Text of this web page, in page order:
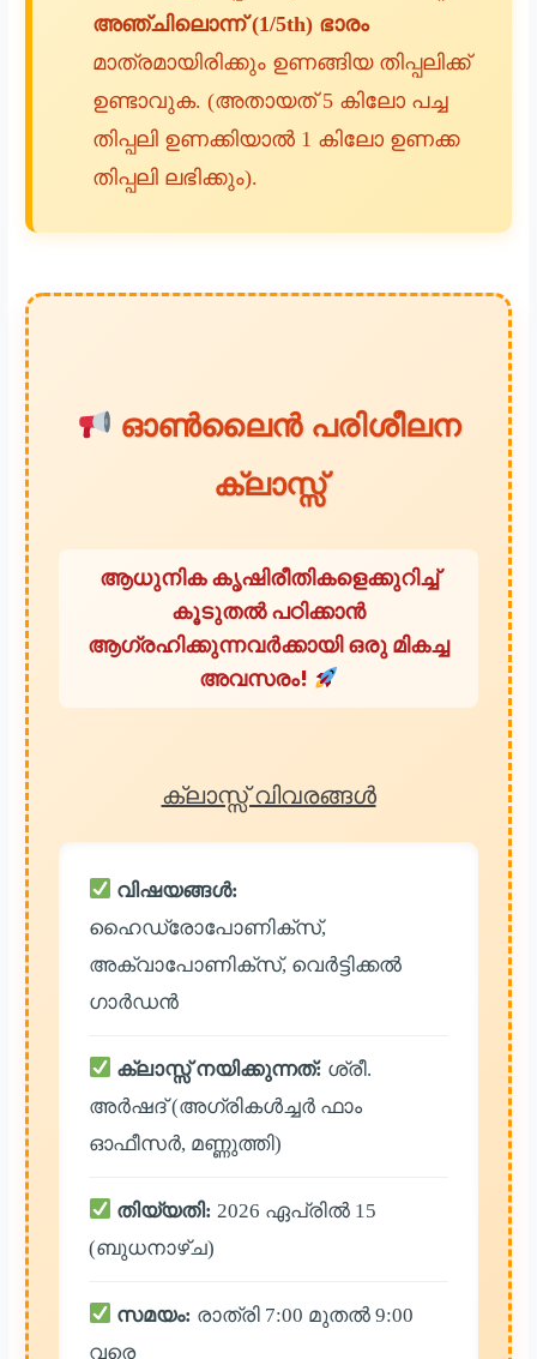
അഞ്ചിലൊന്ന് (1/5th) ഭാരം
മാത്രമായിരിക്കും ഉണങ്ങിയ തിപ്പലിക്ക്
ഉണ്ടാവുക. (അതായത് 5 കിലോ പച്ച
തിപ്പലി ഉണക്കിയാൽ 1 കിലോ ഉണക്ക
തിപ്പലി ലഭിക്കും).
ഓൺലൈൻ പരിശീലന
ക്ലാസ്സ്
ആധുനിക കൃഷിരീതികളെക്കുറിച്ച്
കൂടുതൽ പഠിക്കാൻ
ആഗ്രഹിക്കുന്നവർക്കായി ഒരു മികച്ച
അവസരം!
ക്ലാസ്സ് വിവരങ്ങൾ
വിഷയങ്ങൾ:
ഹൈഡ്രോപോണിക്സ്,
അക്വാപോണിക്സ്, വെർട്ടിക്കൽ
ഗാർഡൻ
ക്ലാസ്സ് നയിക്കുന്നത്: ശ്രീ.
അർഷദ് (അഗ്രികൾച്ചർ ഫാം
ഓഫീസർ, മണ്ണുത്തി)
തിയ്യതി: 2026 ഏപ്രിൽ 15
(ബുധനാഴ്ച)
സമയം: രാത്രി 7:00 മുതൽ 9:00
വരെ